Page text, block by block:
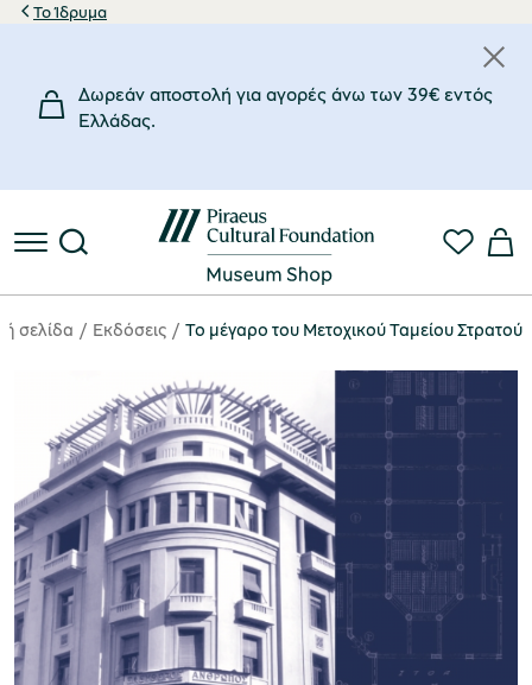
Το Ίδρυμα
Δωρεάν αποστολή για αγορές άνω των 39€ εντός
Eλλάδας.
σελίδα Eκδόσεις Το μέγαρο του Μετοχικού Ταμείου Στρατού